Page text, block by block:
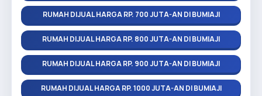
RUMAH DIJUAL HARGA RP. 700 JUTA-AN DI BUMIAJI
RUMAH DIJUAL HARGA RP. 800 JUTA-AN DI BUMIAJI
RUMAH DIJUAL HARGA RP. 900 JUTA-AN DI BUMIAJI
RUMAH DIJUAL HARGA RP. 1000 JUTA-AN DI BUMIAJI